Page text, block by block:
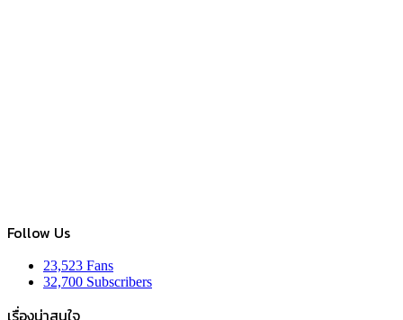
Follow Us
23,523 Fans
32,700 Subscribers
เรื่องน่าสนใจ